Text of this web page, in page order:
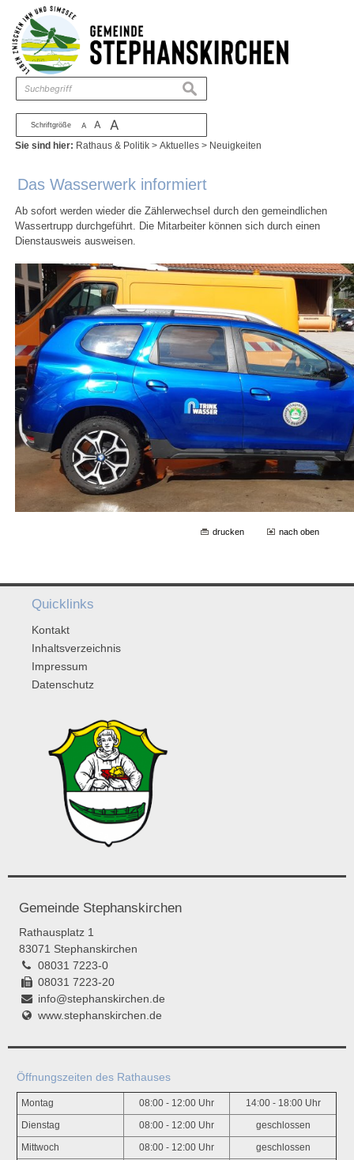
Zum Inhalt ,zur Navigation
Schriftgröße A A A
suchen
Sie sind hier: Rathaus & Politik >Aktuelles > Neuigkeiten
Das Wasserwerk informiert
Ab sofort werden wieder die Zählerwechsel durch den gemeindlichen
Wassertrupp durchgeführt. Die Mitarbeiter können sich durch einen
Dienstausweis ausweisen.
drucken nach oben
Quicklinks
Kontakt
Inhaltsverzeichnis
Impressum
Datenschutz
Gemeinde Stephanskirchen
Rathausplatz 1
83071 Stephanskirchen
08031 7223-0
08031 7223-20
info@stephanskirchen.de
www.stephanskirchen.de
Öffnungszeiten des Rathauses
Montag 08:00 - 12:00 Uhr 14:00 - 18:00 Uhr
Dienstag 08:00 - 12:00 Uhr geschlossen
Mittwoch 08:00 - 12:00 Uhr geschlossen